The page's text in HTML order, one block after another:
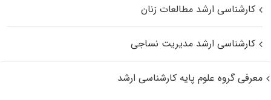
کارشناسی ارشد مطالعات زنان
کارشناسی ارشد مدیریت نساجی
معرفی گروه علوم پایه کارشناسی ارشد